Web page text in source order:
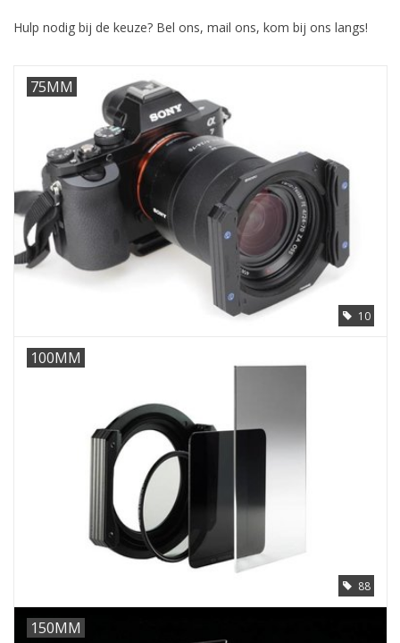
Hulp nodig bij de keuze? Bel ons, mail ons, kom bij ons langs!
75MM
10
100MM
88
150MM